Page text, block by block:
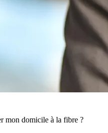
mon domicile à la fibre ?